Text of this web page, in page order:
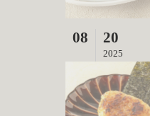
08 20
2025